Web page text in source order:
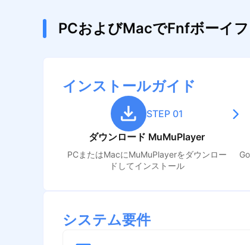
PCおよびMacでFnfボーイ
インストールガイド
STEP 01
ダウンロード MuMuPlayer
PCまたはMacにMuMuPlayerをダウンロー
ドしてインストール
システム要件